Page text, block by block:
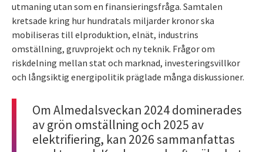
utmaning utan som en finansieringsfråga. Samtalen
kretsade kring hur hundratals miljarder kronor ska
mobiliseras till elproduktion, elnät, industrins
omställning, gruvprojekt och ny teknik. Frågor om
riskdelning mellan stat och marknad, investeringsvillkor
och långsiktig energipolitik präglade många diskussioner.
Om Almedalsveckan 2024 dominerades
av grön omställning och 2025 av
elektrifiering, kan 2026 sammanfattas